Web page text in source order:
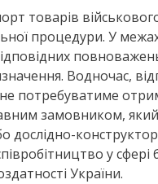
товарів
процедури. У
повноважень
Водночас,
потребуватиме
замовником, який
у
України.